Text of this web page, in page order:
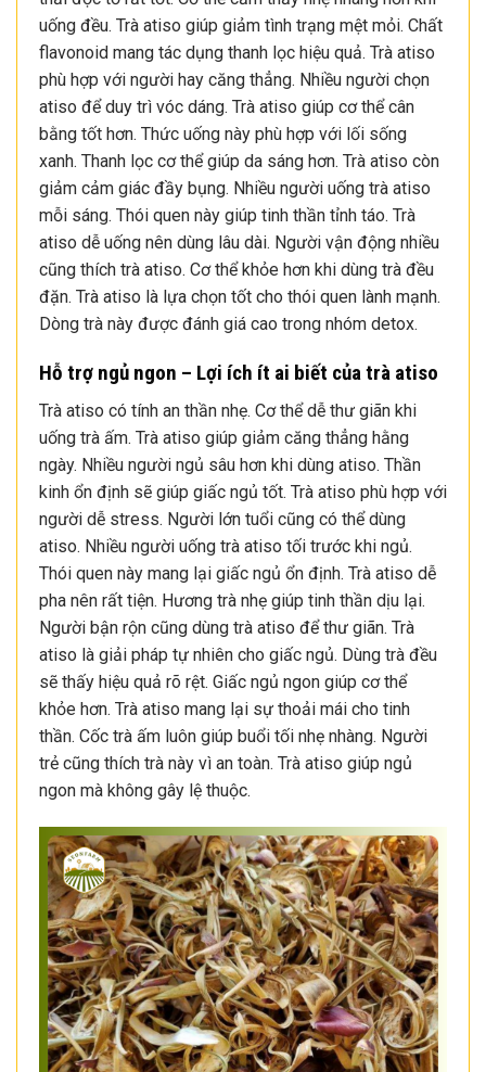
uống đều. Trà atiso giúp giảm tình trạng mệt mỏi. Chất
flavonoid mang tác dụng thanh lọc hiệu quả. Trà atiso
phù hợp với người hay căng thẳng. Nhiều người chọn
atiso để duy trì vóc dáng. Trà atiso giúp cơ thể cân
bằng tốt hơn. Thức uống này phù hợp với lối sống
xanh. Thanh lọc cơ thể giúp da sáng hơn. Trà atiso còn
giảm cảm giác đầy bụng. Nhiều người uống trà atiso
mỗi sáng. Thói quen này giúp tinh thần tỉnh táo. Trà
atiso dễ uống nên dùng lâu dài. Người vận động nhiều
cũng thích trà atiso. Cơ thể khỏe hơn khi dùng trà đều
đặn. Trà atiso là lựa chọn tốt cho thói quen lành mạnh.
Dòng trà này được đánh giá cao trong nhóm detox.
Hỗ trợ ngủ ngon – Lợi ích ít ai biết của trà atiso
Trà atiso có tính an thần nhẹ. Cơ thể dễ thư giãn khi
uống trà ấm. Trà atiso giúp giảm căng thẳng hằng
ngày. Nhiều người ngủ sâu hơn khi dùng atiso. Thần
kinh ổn định sẽ giúp giấc ngủ tốt. Trà atiso phù hợp với
người dễ stress. Người lớn tuổi cũng có thể dùng
atiso. Nhiều người uống trà atiso tối trước khi ngủ.
Thói quen này mang lại giấc ngủ ổn định. Trà atiso dễ
pha nên rất tiện. Hương trà nhẹ giúp tinh thần dịu lại.
Người bận rộn cũng dùng trà atiso để thư giãn. Trà
atiso là giải pháp tự nhiên cho giấc ngủ. Dùng trà đều
sẽ thấy hiệu quả rõ rệt. Giấc ngủ ngon giúp cơ thể
khỏe hơn. Trà atiso mang lại sự thoải mái cho tinh
thần. Cốc trà ấm luôn giúp buổi tối nhẹ nhàng. Người
trẻ cũng thích trà này vì an toàn. Trà atiso giúp ngủ
ngon mà không gây lệ thuộc.